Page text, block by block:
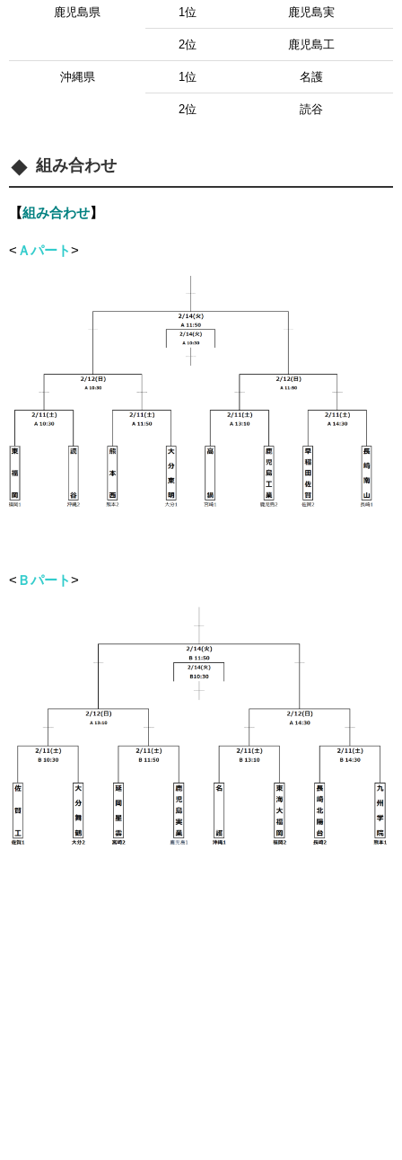
鹿児島県 1位 鹿児島実
2位 鹿児島工
沖縄県 1位 名護
2位 読谷
組み合わせ
【組み合わせ 】
< Ａパート >
< Ｂパート >